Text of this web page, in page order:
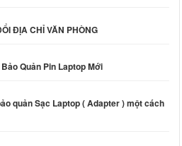
ĐỊA CHỈ VĂN PHÒNG
Quản Pin Laptop Mới
quản Sạc Laptop ( Adapter ) một cách